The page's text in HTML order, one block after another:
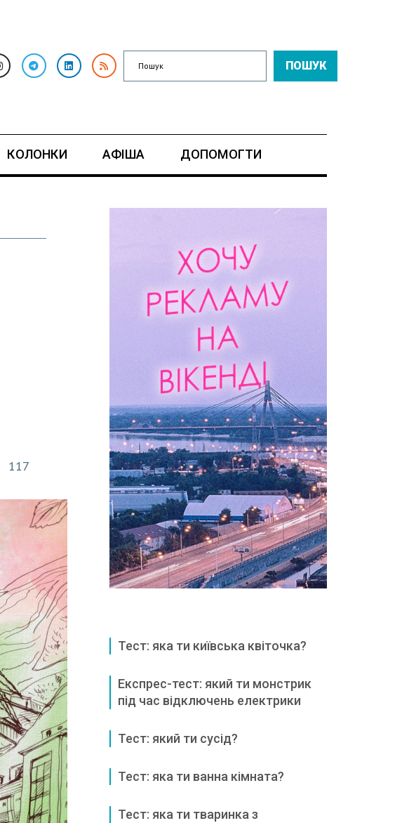
ПОШУК
КОЛОНКИ АФІША ДОПОМОГТИ
117
Тест: яка ти київська квіточка?
Експрес-тест: який ти монстрик
під час відключень електрики
Тест: який ти сусід?
Тест: яка ти ванна кімната?
Тест: яка ти тваринка з